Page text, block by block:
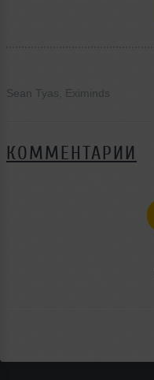
Sean Tyas Eximinds
КОММЕНТАРИИ